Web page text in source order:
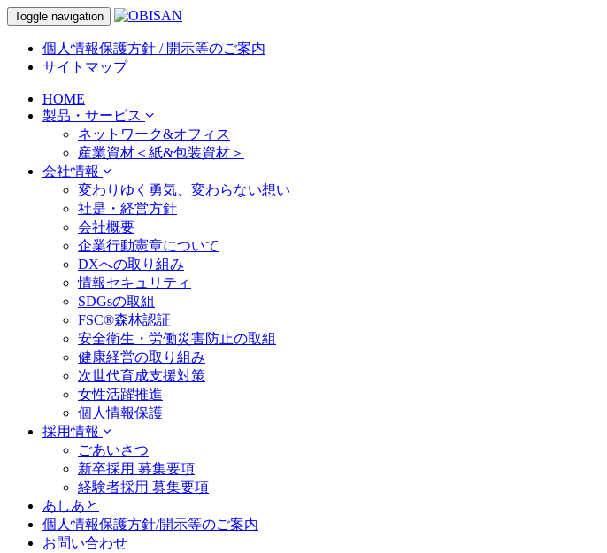
Toggle navigation
個人情報保護方針 / 開示等のご案内
サイトマップ
HOME
製品・サービス
ネットワーク&オフィス
産業資材＜紙&包装資材＞
会社情報
変わりゆく勇気、変わらない想い
社是・経営方針
会社概要
企業行動憲章について
DXへの取り組み
情報セキュリティ
SDGsの取組
FSC®森林認証
安全衛生・労働災害防止の取組
健康経営の取り組み
次世代育成支援対策
女性活躍推進
個人情報保護
採用情報
ごあいさつ
新卒採用 募集要項
経験者採用 募集要項
あしあと
個人情報保護方針/開示等のご案内
お問い合わせ